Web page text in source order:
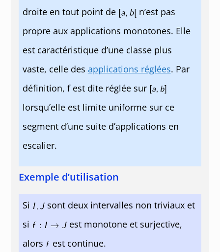
droite en tout point de
n’est pas
propre aux applications monotones. Elle
est caractéristique d’une classe plus
vaste, celle des applications réglées. Par
définition, f est dite réglée sur
lorsqu’elle est limite uniforme sur ce
segment d’une suite d’applications en
escalier.
Exemple d’utilisation
Si
sont deux intervalles non triviaux et
si
est monotone et surjective,
alors
est continue.